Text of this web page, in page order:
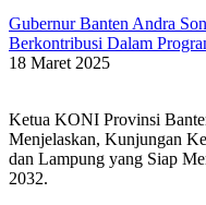
Gubernur Banten Andra
Berkontribusi Dalam
18 Maret 2025
Ketua KONI Provinsi
Menjelaskan, Kunjungan
dan Lampung yang Siap
2032.